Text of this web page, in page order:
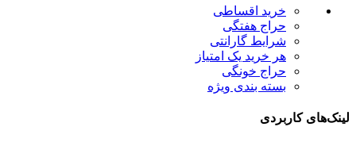
خرید اقساطی
حراج هفتگی
شرایط گارانتی
هر خرید یک امتیاز
حراج خونگی
بسته بندی ویژه
کاربردی